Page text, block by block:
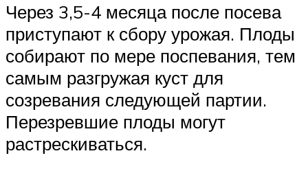
Через 3,5-4 месяца после посева
приступают к сбору урожая. Плоды
собирают по мере поспевания, тем
самым разгружая куст для
созревания следующей партии.
Перезревшие плоды могут
растрескиваться.